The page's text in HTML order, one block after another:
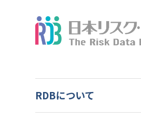
RDBについて